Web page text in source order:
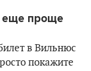
еще проще
в Вильнюс
покажите